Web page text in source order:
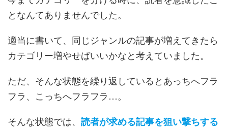
となんてありませんでした。
適当に書いて、同じジャンルの記事が増えてきたら
カテゴリー増やせばいいかなと考えていました。
ただ、そんな状態を繰り返しているとあっちへフラ
フラ、こっちへフラフラ…。
そんな状態では、 読者が求める記事を狙い撃ちする